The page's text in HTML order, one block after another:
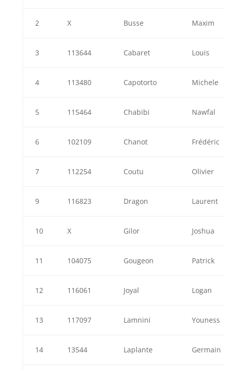
2 X Busse Maxim
3 113644 Cabaret Louis
4 113480 Capotorto Michele
5 115464 Chabibi Nawfal
6 102109 Chanot Frédéric
7 112254 Coutu Olivier
9 116823 Dragon Laurent
10 X Gilor Joshua
11 104075 Gougeon Patrick
12 116061 Joyal Logan
13 117097 Lamnini Youness
14 13544 Laplante Germain